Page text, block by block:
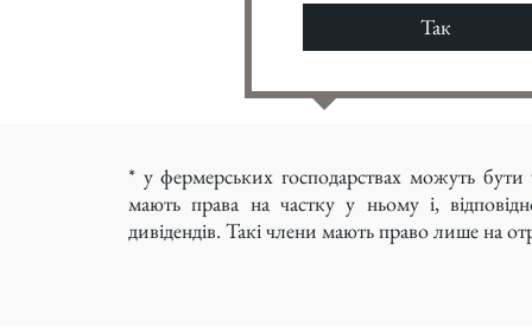
Так
* у фермерських господарствах можуть бути
мають права на частку у ньому і,
дивідендів. Такі члени мають право лише на